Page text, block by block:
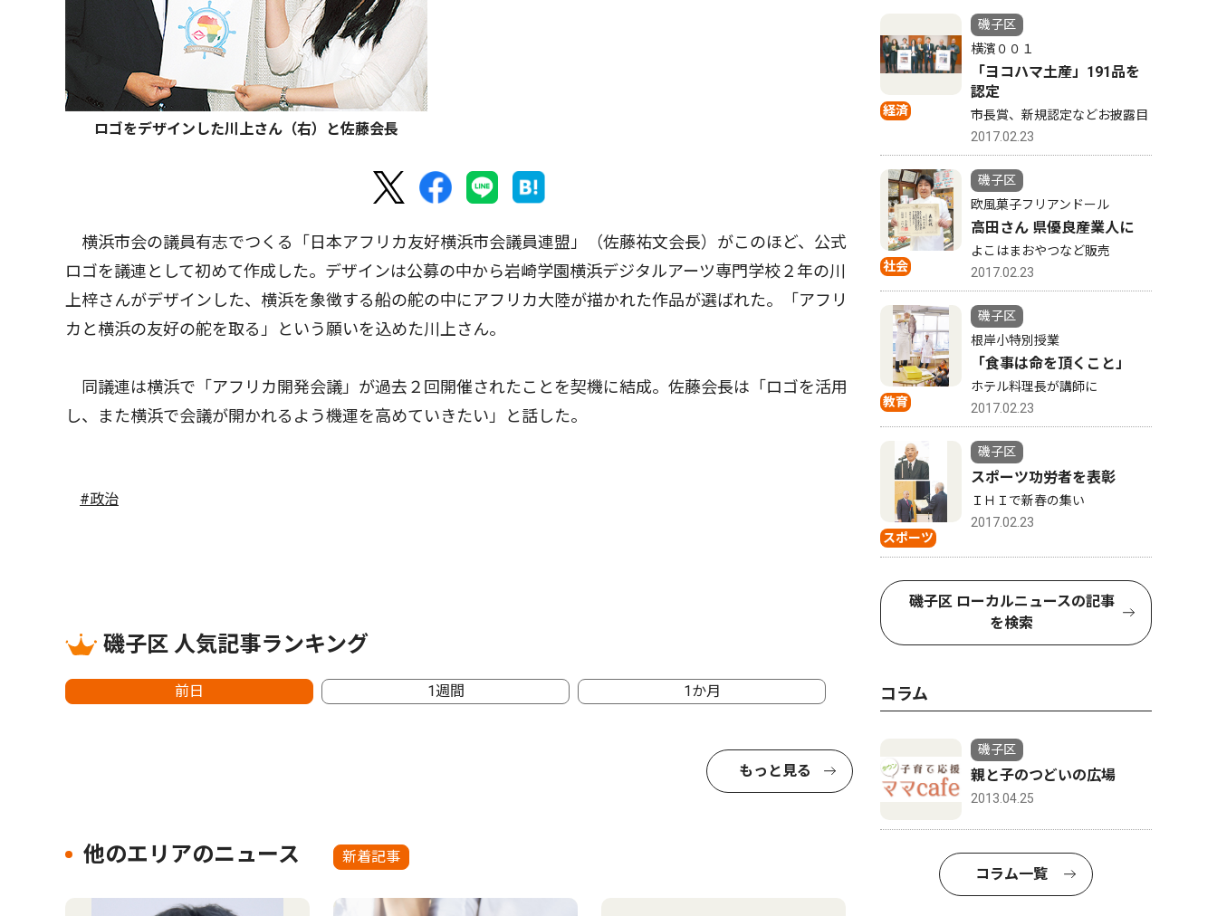
ロゴをデザインした川上さん（右）と佐藤会長
横浜市会の議員有志でつくる「日本アフリカ友好横浜市会議員連盟」（佐藤祐文会長）がこのほど、公式
ロゴを議連として初めて作成した。デザインは公募の中から岩崎学園横浜デジタルアーツ専門学校２年の川
上梓さんがデザインした、横浜を象徴する船の舵の中にアフリカ大陸が描かれた作品が選ばれた。「アフリ
カと横浜の友好の舵を取る」という願いを込めた川上さん。
同議連は横浜で「アフリカ開発会議」が過去２回開催されたことを契機に結成。佐藤会長は「ロゴを活用
し、また横浜で会議が開かれるよう機運を高めていきたい」と話した。
#政治
磯子区 人気記事ランキング
前日 1週間 1か月
もっと見る
他のエリアのニュース 新着記事
経済
磯子区
横濱００１
「ヨコハマ土産」191品を
認定
市長賞、新規認定などお披露目
2017.02.23
社会
磯子区
欧風菓子フリアンドール
高田さん 県優良産業人に
よこはまおやつなど販売
2017.02.23
教育
磯子区
根岸小特別授業
「食事は命を頂くこと」
ホテル料理長が講師に
2017.02.23
スポーツ
磯子区
スポーツ功労者を表彰
ＩＨＩで新春の集い
2017.02.23
磯子区 ローカルニュースの記事
を検索
コラム
磯子区
親と子のつどいの広場
2013.04.25
コラム一覧